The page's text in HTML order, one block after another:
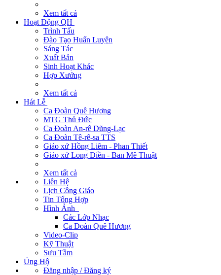
Xem tất cả
Hoạt Động QH
Trình Tấu
Đào Tạo Huấn Luyện
Sáng Tác
Xuất Bản
Sinh Hoạt Khác
Hợp Xướng
Xem tất cả
Hát Lễ
Ca Đoàn Quê Hương
MTG Thủ Đức
Ca Đoàn An-rê Dũng-Lạc
Ca Đoàn Tê-rê-sa TTS
Giáo xứ Hồng Liêm - Phan Thiết
Giáo xứ Long Điền - Ban Mê Thuật
Xem tất cả
Liên Hệ
Lịch Công Giáo
Tin Tổng Hợp
Hình Ảnh
Các Lớp Nhạc
Ca Đoàn Quê Hương
Video-Clip
Kỹ Thuật
Sưu Tầm
Ủng Hộ
Đăng nhập / Đăng ký